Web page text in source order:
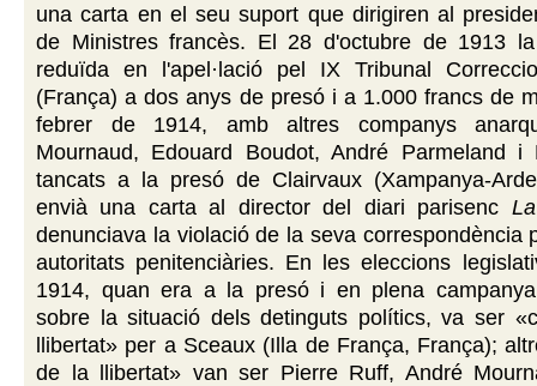
una carta en el seu suport que dirigiren al
de Ministres francès. El 28 d'octubre de 1913
reduïda en l'apel·lació pel IX Tribunal
(França) a dos anys de presó i a 1.000 francs de
febrer de 1914, amb altres companys
Mournaud, Edouard Boudot, André Parmeland i
tancats a la presó de Clairvaux (Xampanya-
envià una carta al director del diari parisenc
denunciava la violació de la seva correspondència
autoritats penitenciàries. En les eleccions
1914, quan era a la presó i en plena
sobre la situació dels detinguts polítics, va ser
llibertat» per a Sceaux (Illa de França, França);
de la llibertat» van ser Pierre Ruff, André